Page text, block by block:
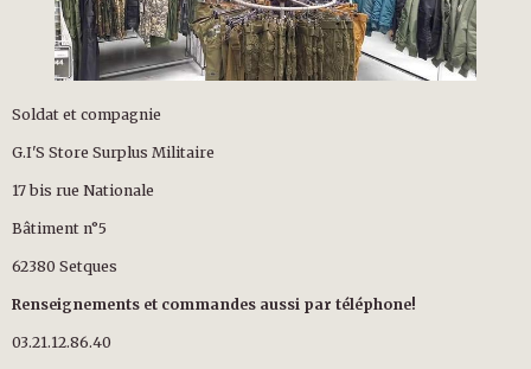
Soldat et compagnie
G.I'S Store Surplus Militaire
17 bis rue Nationale
Bâtiment n°5
62380 Setques
Renseignements et commandes aussi par téléphone!
03.21.12.86.40